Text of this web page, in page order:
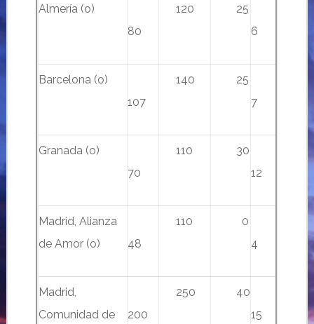
Almería (o)
80
120
25
6
Barcelona (o)
107
140
25
7
Granada (o)
70
110
30
12
Madrid, Alianza
de Amor (o)
48
110
0
4
Madrid,
Comunidad de
200
250
40
15